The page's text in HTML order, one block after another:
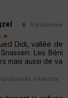
Randonnée
Didi, vallée de
Les Béni
mais aussi de va
Pédestre ·